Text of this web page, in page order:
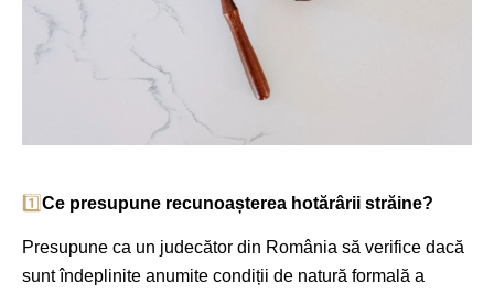
1️⃣Ce presupune recunoașterea hotărârii străine?
Presupune ca un judecător din România să verifice dacă
sunt îndeplinite anumite condiții de natură formală a